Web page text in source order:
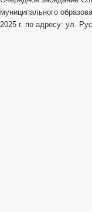
муниципального
2025 г. по адресу: ул.